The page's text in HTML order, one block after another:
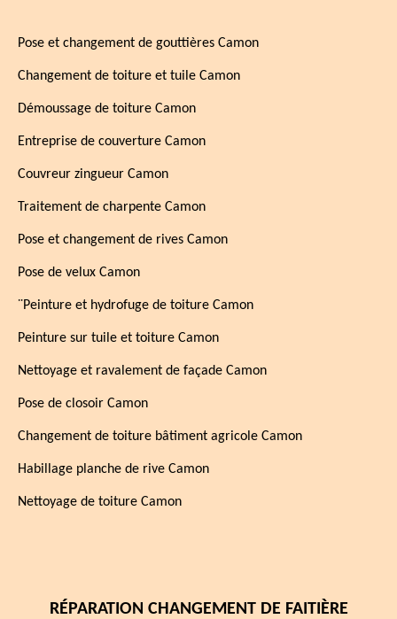
Pose et changement de gouttières Camon
Changement de toiture et tuile Camon
Démoussage de toiture Camon
Entreprise de couverture Camon
Couvreur zingueur Camon
Traitement de charpente Camon
Pose et changement de rives Camon
Pose de velux Camon
¨Peinture et hydrofuge de toiture Camon
Peinture sur tuile et toiture Camon
Nettoyage et ravalement de façade Camon
Pose de closoir Camon
Changement de toiture bâtiment agricole Camon
Habillage planche de rive Camon
Nettoyage de toiture Camon
RÉPARATION CHANGEMENT DE FAITIÈRE